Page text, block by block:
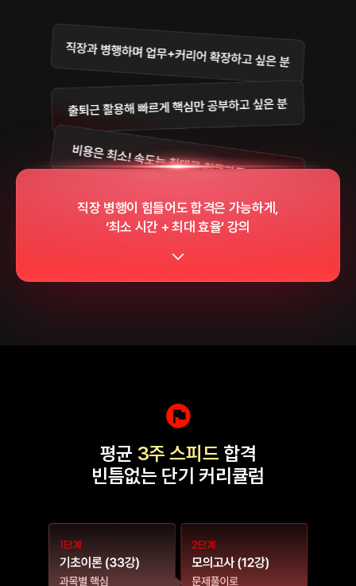
직장 병행이 힘들어도 합격은 가능하게,
‘최소 시간 + 최대 효율’ 강의
평균 3주 스피드 합격
빈틈없는 단기 커리큘럼